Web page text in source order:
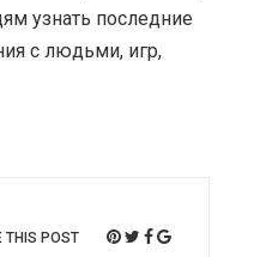
узнать последние
с людьми, игр,
THIS POST